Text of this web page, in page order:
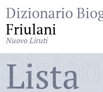
Dizionario
Friulani
Nuovo Liruti
Lista